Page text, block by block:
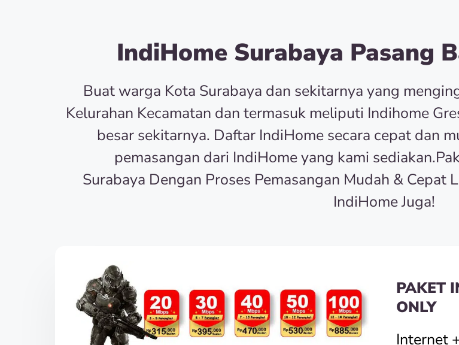
IndiHome Surabaya Pasang
Buat warga Kota Surabaya dan sekitarnya yang
Kelurahan Kecamatan dan termasuk meliputi Indihome
besar sekitarnya. Daftar IndiHome secara cepat dan
pemasangan dari IndiHome yang kami
Surabaya Dengan Proses Pemasangan Mudah & Cepat
IndiHome Juga!
PAKET
ONLY
Internet